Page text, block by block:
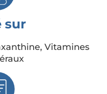
sur
Vitamines